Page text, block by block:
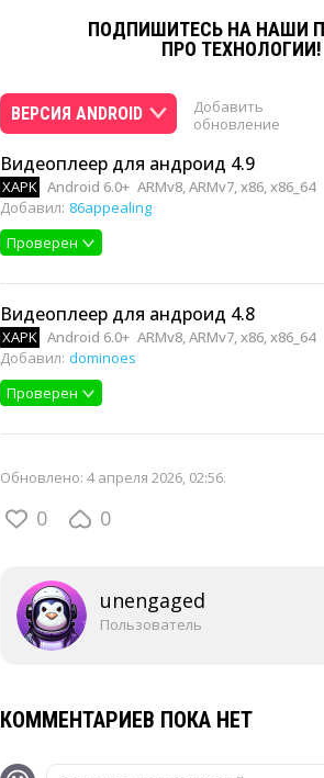
ПОДПИШИТЕСЬ НА НАШИ
ПРО ТЕХНОЛОГИИ!
ВЕРСИЯ ANDROID
Добавить
обновление
Видеоплеер для андроид 4.9
XAPK Android 6.0+ ARMv8, ARMv7, x86, x86_64
Добавил: 86appealing
Проверен
Видеоплеер для андроид 4.8
XAPK Android 6.0+ ARMv8, ARMv7, x86, x86_64
Добавил: dominoes
Проверен
Обновлено: 4 апреля 2026, 02:56.
0 0
unengaged
Пользователь
КОММЕНТАРИЕВ ПОКА НЕТ